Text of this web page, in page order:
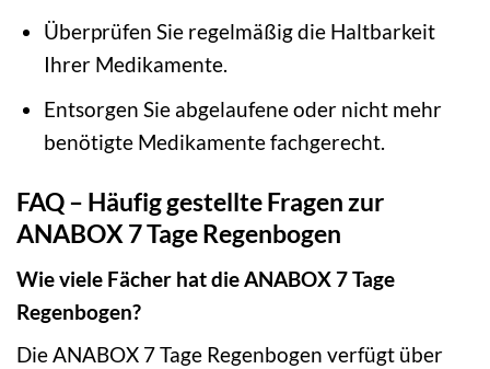
Überprüfen Sie regelmäßig die Haltbarkeit
Ihrer Medikamente.
Entsorgen Sie abgelaufene oder nicht mehr
benötigte Medikamente fachgerecht.
FAQ – Häufig gestellte Fragen zur
ANABOX 7 Tage Regenbogen
Wie viele Fächer hat die ANABOX 7 Tage
Regenbogen?
Die ANABOX 7 Tage Regenbogen verfügt über